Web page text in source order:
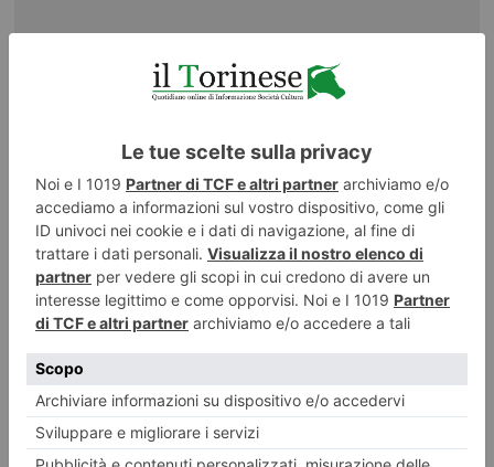
15 NOVEMBRE 2018
Cosa prevede il percorso per adottare un cane?